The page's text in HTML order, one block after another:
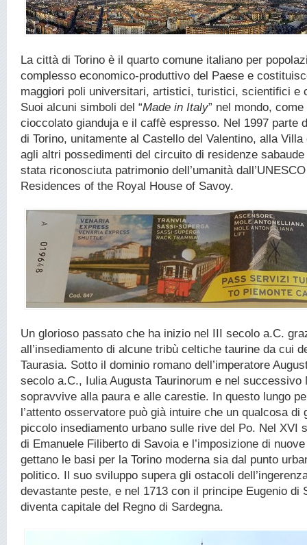
La città di Torino è il quarto comune italiano per
complesso economico-produttivo del Paese e
maggiori poli universitari, artistici, turistici, scientifici e
Suoi alcuni simboli del “Made in Italy” nel mondo,
cioccolato gianduja e il caffè espresso. Nel 1997 parte
di Torino, unitamente al Castello del Valentino, alla Villa
agli altri possedimenti del circuito di residenze
stata riconosciuta patrimonio dell’umanità
Residences of the Royal House of Savoy.
Un glorioso passato che ha inizio nel III secolo a.C.
all’insediamento di alcune tribù celtiche taurine da cui
Taurasia. Sotto il dominio romano dell’imperatore
secolo a.C., Iulia Augusta Taurinorum e nel successivo
sopravvive alla paura e alle carestie. In questo lungo
l’attento osservatore può già intuire che un qualcosa di
piccolo insediamento urbano sulle rive del Po. Nel XVI
di Emanuele Filiberto di Savoia e l’imposizione di
gettano le basi per la Torino moderna sia dal punto
politico. Il suo sviluppo supera gli ostacoli
devastante peste, e nel 1713 con il principe Eugenio di
diventa capitale del Regno di Sardegna.